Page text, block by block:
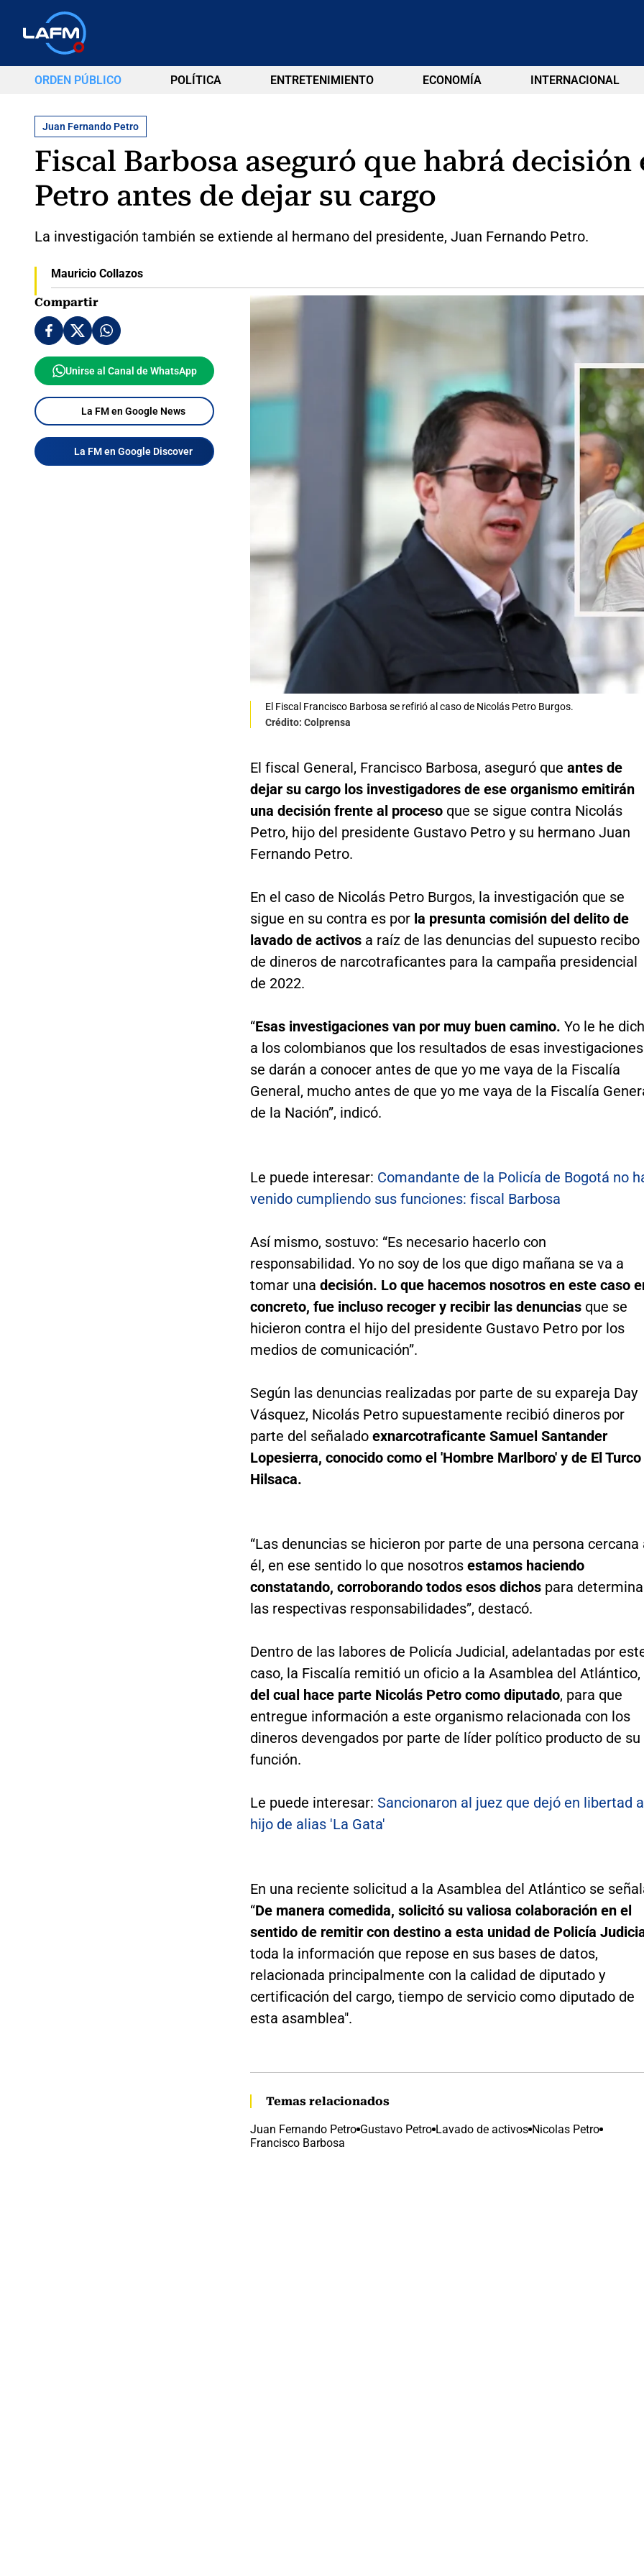
ORDEN PÚBLICO POLÍTICA ENTRETENIMIENTO ECONOMÍA INTERNACIONAL
Juan Fernando Petro
Fiscal Barbosa aseguró que habrá
Petro antes de dejar su cargo
La investigación también se extiende al hermano del presidente, Juan Fernando Petro.
Mauricio Collazos
Compartir
Unirse al Canal de WhatsApp
La FM en Google News
La FM en Google Discover
El Fiscal Francisco Barbosa se refirió al caso de Nicolás Petro Burgos.
Crédito: Colprensa
El fiscal General, Francisco Barbosa, aseguró que antes de
dejar su cargo los investigadores de ese organismo emitirán
una decisión frente al procesoque se sigue contra Nicolás
Petro, hijo del presidente Gustavo Petro y su hermano Juan
Fernando Petro.
En el caso de Nicolás Petro Burgos, la investigación que se
sigue en su contra es por la presunta comisión del delito de
lavado de activosa raíz de las denuncias del supuesto recibo
de dineros de narcotraficantes para la campaña presidencial
de 2022.
“Esas investigaciones van por muy buen camino. Yo le he
a los colombianos que los resultados de esas investigaciones
se darán a conocer antes de que yo me vaya de la Fiscalía
General, mucho antes de que yo me vaya de la Fiscalía
de la Nación”, indicó.
Le puede interesar: Comandante de la Policía de Bogotá no
venido cumpliendo sus funciones: fiscal Barbosa
Así mismo, sostuvo: “Es necesario hacerlo con
responsabilidad. Yo no soy de los que digo mañana se va a
tomar una decisión. Lo que hacemos nosotros en este caso
concreto, fue incluso recoger y recibir las denuncias que se
hicieron contra el hijo del presidente Gustavo Petro por los
medios de comunicación”.
Según las denuncias realizadas por parte de su expareja Day
Vásquez, Nicolás Petro supuestamente recibió dineros por
parte del señalado exnarcotraficante Samuel Santander
Lopesierra, conocido como el 'Hombre Marlboro' y de El Turco
Hilsaca.
“Las denuncias se hicieron por parte de una persona cercana
él, en ese sentido lo que nosotros estamos haciendo
constatando, corroborando todos esos dichos para
las respectivas responsabilidades”, destacó.
Dentro de las labores de Policía Judicial, adelantadas por
caso, la Fiscalía remitió un oficio a la Asamblea del Atlántico,
del cual hace parte Nicolás Petro como diputado, para que
entregue información a este organismo relacionada con los
dineros devengados por parte de líder político producto de su
función.
Le puede interesar: Sancionaron al juez que dejó en libertad
hijo de alias 'La Gata'
En una reciente solicitud a la Asamblea del Atlántico se
“De manera comedida, solicitó su valiosa colaboración en el
sentido de remitir con destino a esta unidad de Policía
toda la información que repose en sus bases de datos,
relacionada principalmente con la calidad de diputado y
certificación del cargo, tiempo de servicio como diputado de
esta asamblea".
Temas relacionados
Juan Fernando Petro Gustavo Petro Lavado de activos Nicolas Petro
Francisco Barbosa